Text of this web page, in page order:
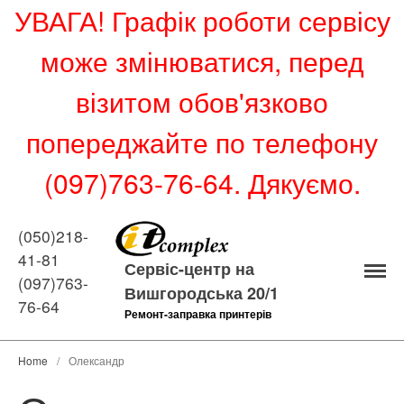
Прошивка принтерів
Ремонт принтерів
Ремонт ноутбуків
УВАГА! Графік роботи сервісу
може змінюватися, перед
візитом обов'язково
попереджайте по телефону
(097)763-76-64. Дякуємо.
(050)218-
41-81
(097)763-
76-64
Сервіс-центр на
Вишгородська 20/1
Ремонт-заправка принтерів
Home / Олександр